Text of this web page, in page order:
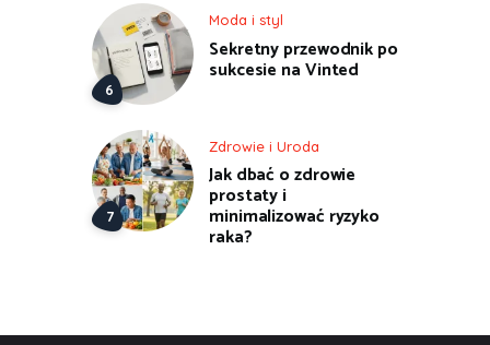
Moda i styl
Sekretny przewodnik po
sukcesie na Vinted
Zdrowie i Uroda
Jak dbać o zdrowie
prostaty i
minimalizować ryzyko
raka?